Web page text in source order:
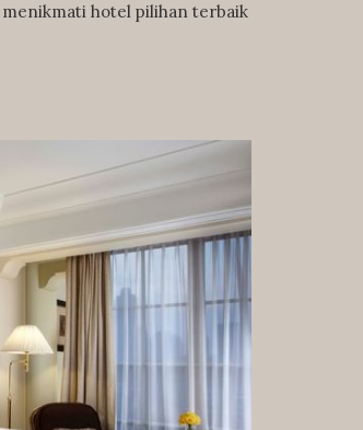
menikmati hotel pilihan terbaik